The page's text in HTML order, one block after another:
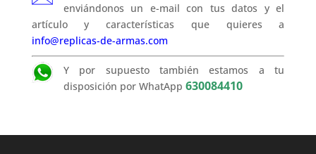
enviándonos un e-mail con tus datos y el
artículo y características que quieres a
info@replicas-de-armas.com
Y por supuesto también estamos a tu
disposición por WhatApp 630084410